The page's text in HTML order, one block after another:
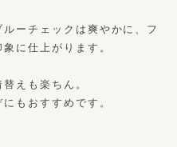
ーチェックは爽やかに、フ
に仕上がります。
えも楽ちん。
もおすすめです。